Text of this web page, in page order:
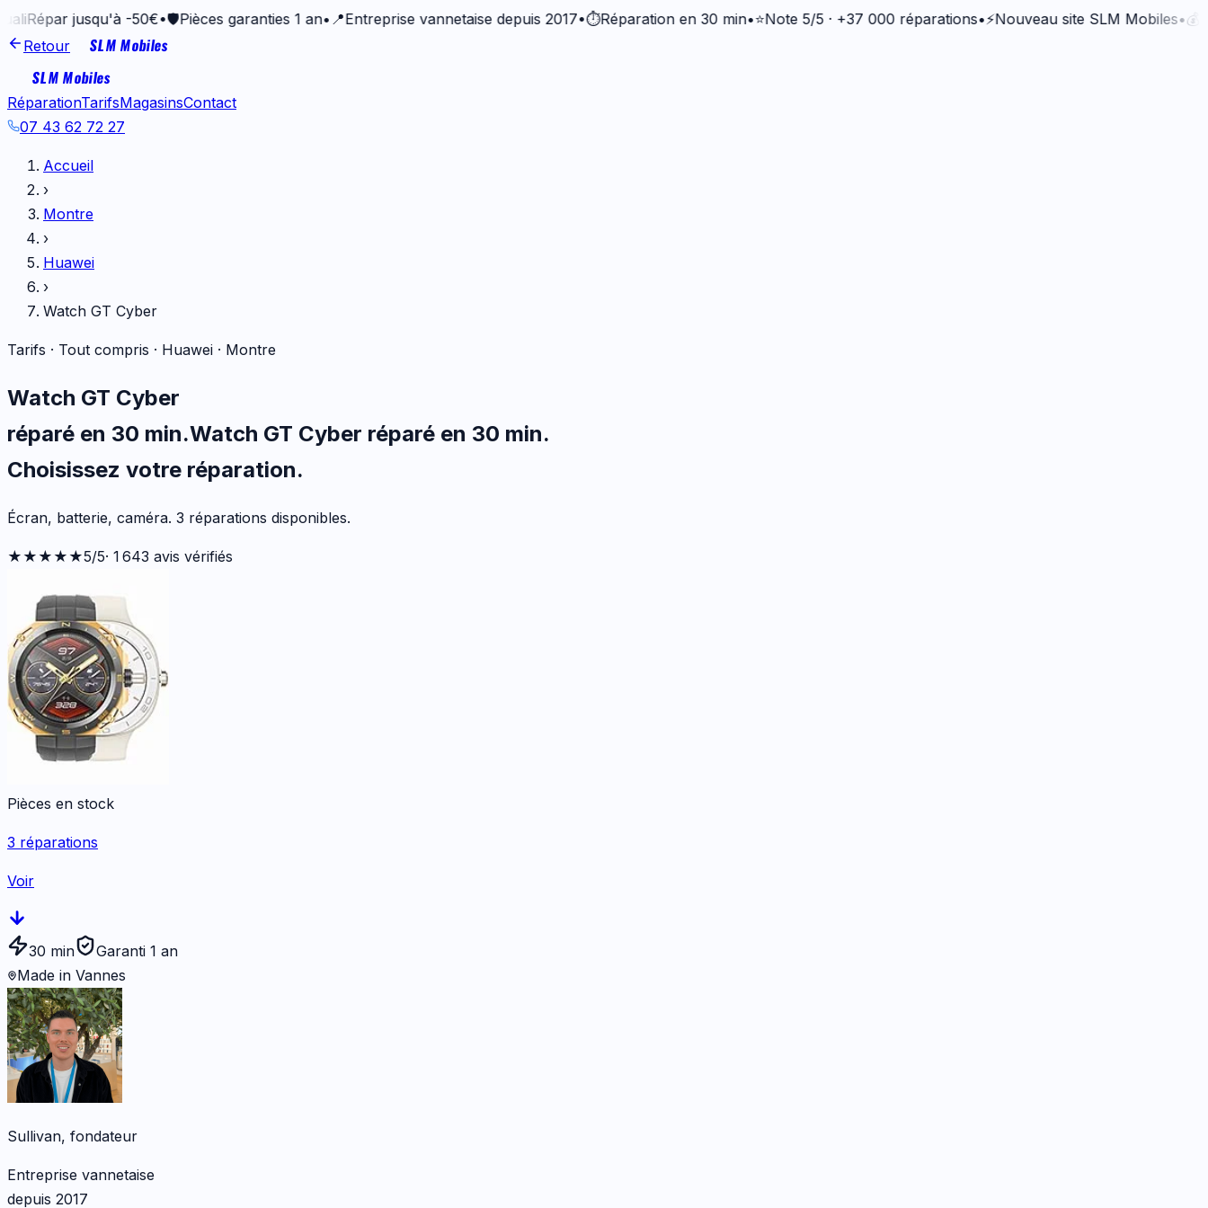
jusqu'à -50€• 🛡️Pièces garanties 1 an•📍 Entreprise vannetaise depuis 2017• ⏱️Réparation en 30 min•⭐ Note 5/5 · +37 000 réparations•⚡Nouveau site SLM Mobiles•💰Bonus
Retour
SLM Mobiles
SLM Mobiles
RéparationTarifsMagasinsContact
07 43 62 72 27
Accueil
›
Montre
›
Huawei
›
Watch GT Cyber
Tarifs · Tout compris · Huawei · Montre
Watch GT Cyber
réparé en 30 min.Watch GT Cyber réparé en 30 min.
Choisissez votre réparation.
Écran, batterie, caméra. 3 réparations disponibles.
★★★★★5/5· 1 643 avis vérifiés
Pièces en stock
3 réparations
Voir
30 min
Garanti 1 an
Made in Vannes
Sullivan, fondateur
Entreprise vannetaise
depuis 2017